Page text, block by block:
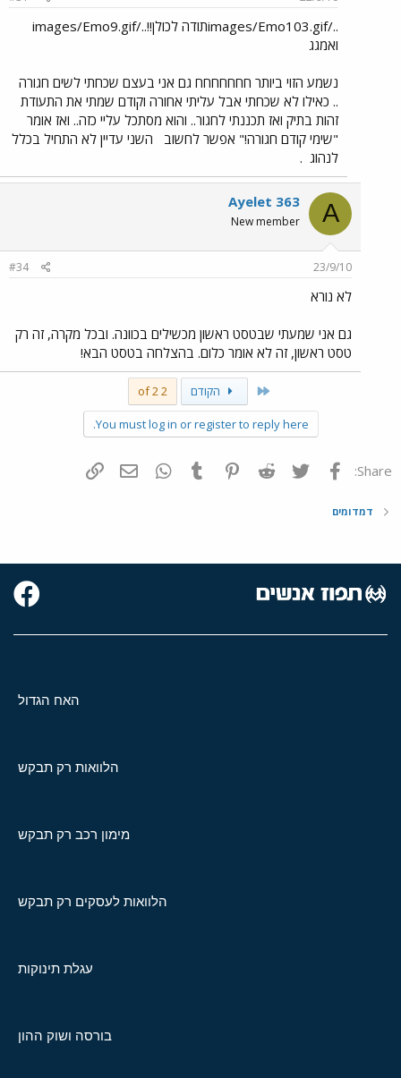
../images/Emo103.gifתודה לכולן!!../images/Emo9.gif
ואמגג
נשמע הזוי ביותר חחחחחחח גם אני בעצם שכחתי לשים חגורה
.. כאילו לא שכחתי אבל עליתי אחורה וקודם שמתי את התעודת
זהות בתיק ואז תכננתי לחגור.. והוא מסתכל עליי כזה.. ואז אומר
"שימי קודם חגורה!" אפשר לחשוב
השני עדיין לא התחיל בכלל
לנהוג .
A
Ayelet 363
New member
23/9/10
#34
לא נורא
גם אני שמעתי שבטסט ראשון מכשילים בכוונה. ובכל מקרה, זה רק
טסט ראשון, זה לא אומר כלום. בהצלחה בטסט הבא!
First הקודם 2 of 2
You must log in or register to reply here.
Share: פייסבוק Twitter
Reddit
Pinterest
Tumblr
WhatsAppדואר אלקטרוני
דמדומים
האח הגדול
הלוואות רק תבקש
מימון רכב רק תבקש
הלוואות לעסקים רק תבקש
עגלת תינוקות
בורסה ושוק ההון